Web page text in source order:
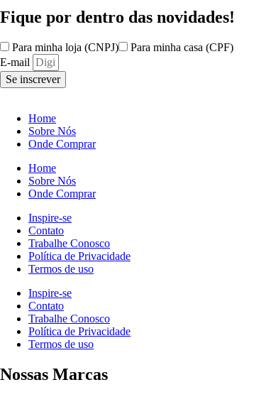
Fique por dentro das novidades!
Para minha loja (CNPJ)
Para minha casa (CPF)
E-mail
Se inscrever
Home
Sobre Nós
Onde Comprar
Home
Sobre Nós
Onde Comprar
Inspire-se
Contato
Trabalhe Conosco
Política de Privacidade
Termos de uso
Inspire-se
Contato
Trabalhe Conosco
Política de Privacidade
Termos de uso
Nossas Marcas